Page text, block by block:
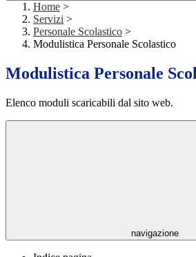
Home >
Servizi >
Personale Scolastico >
Modulistica Personale Scolastico
Modulistica Personale
Elenco moduli scaricabili dal sito web.
navigazione